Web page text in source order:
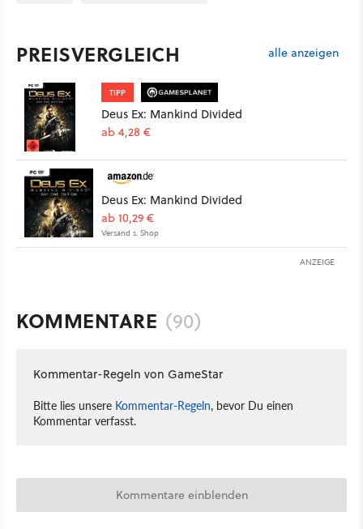
PREISVERGLEICH alle anzeigen
TIPP
Deus Ex: Mankind Divided
ab 4,28 €
Deus Ex: Mankind Divided
ab 10,29 €
Versand s. Shop
ANZEIGE
KOMMENTARE (90)
Kommentar-Regeln von GameStar
Bitte lies unsere Kommentar-Regeln, bevor Du einen
Kommentar verfasst.
Kommentare einblenden